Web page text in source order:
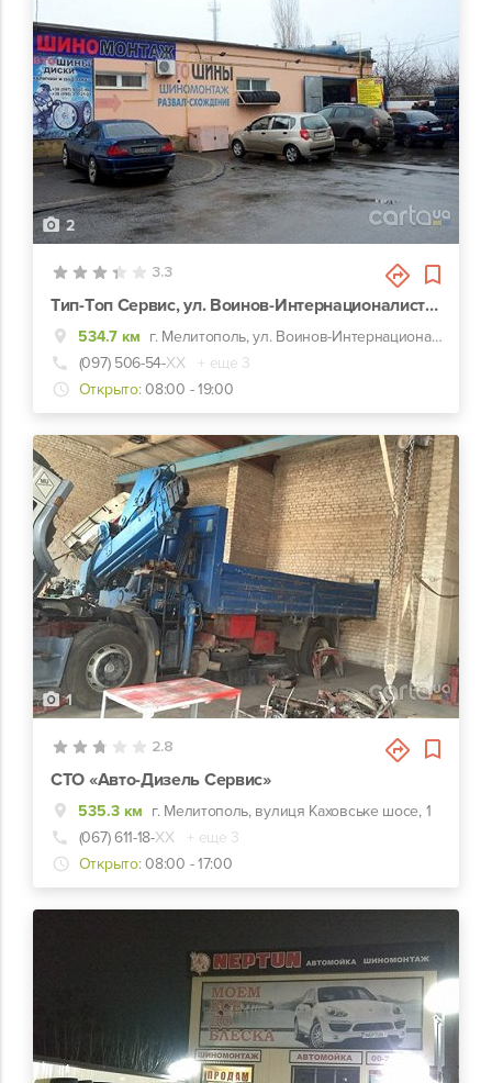
2
3.3
Tип-Tоп Сервис, ул. Воинов-Интернационалистов, 17
534.7 км
г. Мелитополь, ул. Воинов-Интернационалистов, 17
(097) 506-54-ХХ
+ еще 3
Открыто: 08:00 - 19:00
1
2.8
СТО «Авто-Дизель Сервис»
535.3 км г. Мелитополь, вулиця Каховське шосе, 1
(067) 611-18-ХХ
+ еще 3
Открыто: 08:00 - 17:00